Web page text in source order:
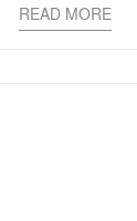
READ MORE